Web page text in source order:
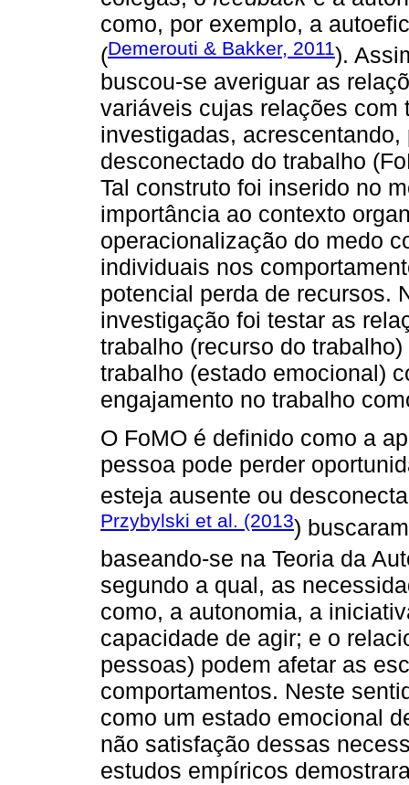
como, por exemplo, a
(Demerouti & Bakker, 2011).
buscou-se averiguar as
variáveis cujas relações com
investigadas,
desconectado do trabalho
Tal construto foi inserido no
importância ao contexto
operacionalização do medo
individuais nos
potencial perda de recursos.
investigação foi testar as
trabalho (recurso do
trabalho (estado emocional)
engajamento no trabalho
O FoMO é definido como a
pessoa pode perder
esteja ausente ou
Przybylski et al. (2013)
baseando-se na Teoria da
segundo a qual, as
como, a autonomia, a
capacidade de agir; e o
pessoas) podem afetar as
comportamentos. Neste
como um estado emocional
não satisfação dessas
estudos empíricos